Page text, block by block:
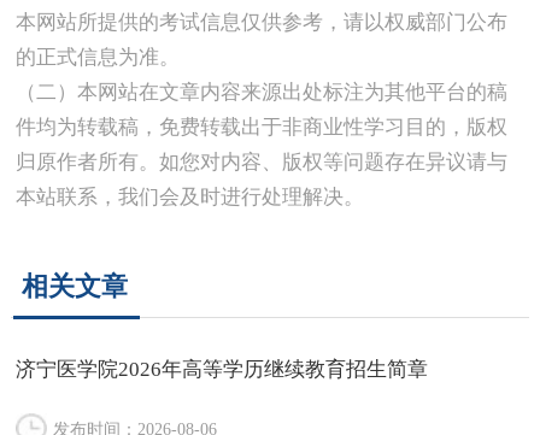
本网站所提供的考试信息仅供参考，请以权威部门公布
的正式信息为准。
（二）本网站在文章内容来源出处标注为其他平台的稿
件均为转载稿，免费转载出于非商业性学习目的，版权
归原作者所有。如您对内容、版权等问题存在异议请与
本站联系，我们会及时进行处理解决。
相关文章
济宁医学院2026年高等学历继续教育招生简章
发布时间：2026-08-06